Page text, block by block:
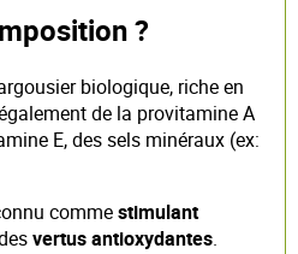
?
biologique, riche en
de la provitamine A
E, des sels minéraux (ex:
commestimulant
vertus antioxydantes.